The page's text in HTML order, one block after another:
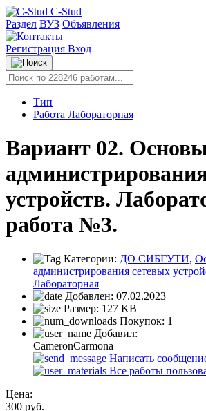
C-Stud
Раздел ВУЗ Объявления
Регистрация Вход
Тип
Работа Лабораторная
Вариант 02.
устройств.
работа №3.
Категории: ДО СИБГУТИ,
администрирования сетевых
Лабораторная
Добавлен: 07.02.2023
Размер: 127 KB
Покупок: 1
Добавил:
CameronCarmona
Написать
Все работы
Цена:
300 руб.